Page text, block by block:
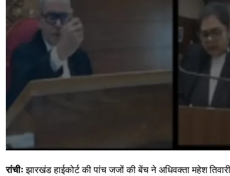
रांचीःझारखंड हाईकोर्ट की पांच जजों की बेंच ने अधिवक्ता महेश